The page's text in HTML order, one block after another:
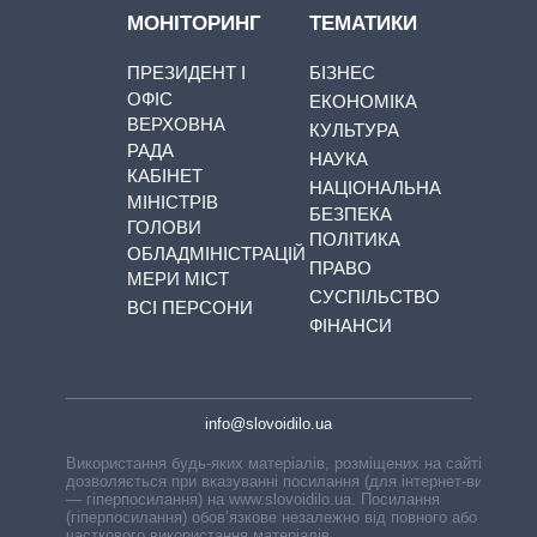
МОНІТОРИНГ
ПРЕЗИДЕНТ І
ОФІС
ВЕРХОВНА
РАДА
КАБІНЕТ
МІНІСТРІВ
ГОЛОВИ
ОБЛАДМІНІСТРАЦІЙ
МЕРИ МІСТ
ВСІ ПЕРСОНИ
ТЕМАТИКИ
БІЗНЕС
ЕКОНОМІКА
КУЛЬТУРА
НАУКА
НАЦІОНАЛЬНА
БЕЗПЕКА
ПОЛІТИКА
ПРАВО
СУСПІЛЬСТВО
ФІНАНСИ
info@slovoidilo.ua
Використання будь-яких матеріалів, розміщених на сайті,
дозволяється при вказуванні посилання (для інтернет-видань
— гіперпосилання) на www.slovoidilo.ua. Посилання
(гіперпосилання) обов’язкове незалежно від повного або